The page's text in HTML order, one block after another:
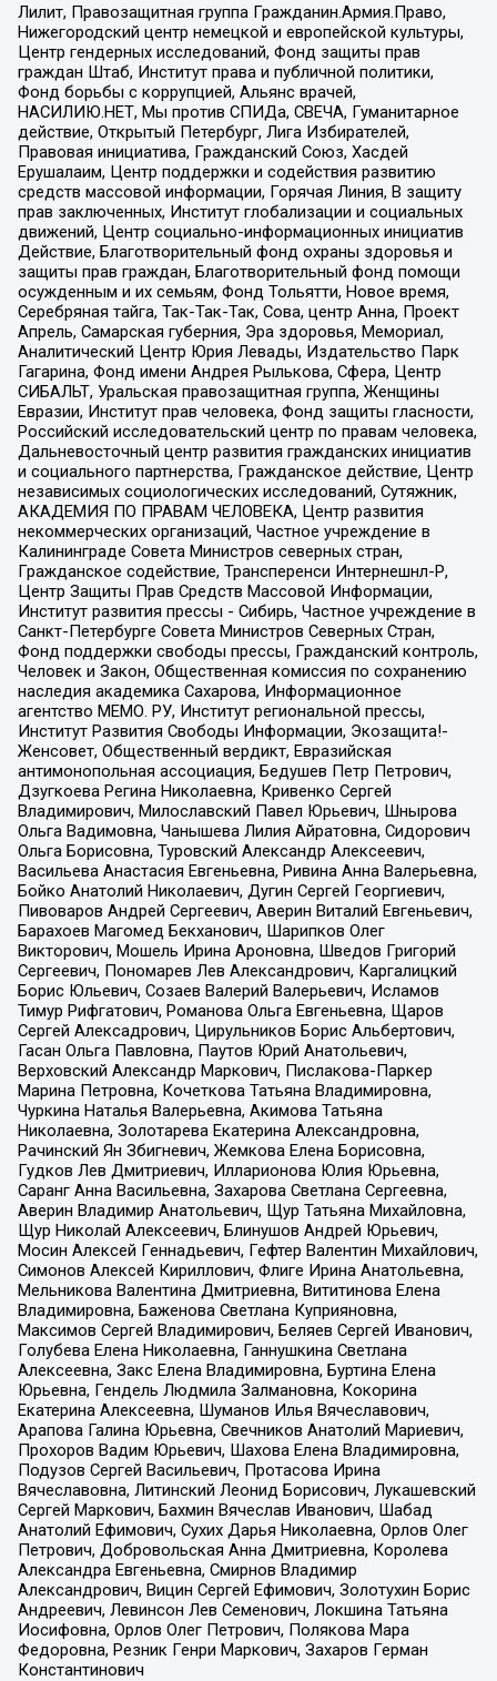
Лилит, Правозащитная группа Гражданин.Армия.Право,
Нижегородский центр немецкой и европейской культуры,
Центр гендерных исследований, Фонд защиты прав
граждан Штаб, Институт права и публичной политики,
Фонд борьбы с коррупцией, Альянс врачей,
НАСИЛИЮ.НЕТ, Мы против СПИДа, СВЕЧА, Гуманитарное
действие, Открытый Петербург, Лига Избирателей,
Правовая инициатива, Гражданский Союз, Хасдей
Ерушалаим, Центр поддержки и содействия развитию
средств массовой информации, Горячая Линия, В защиту
прав заключенных, Институт глобализации и социальных
движений, Центр социально-информационных инициатив
Действие, Благотворительный фонд охраны здоровья и
защиты прав граждан, Благотворительный фонд помощи
осужденным и их семьям, Фонд Тольятти, Новое время,
Серебряная тайга, Так-Так-Так, Сова, центр Анна, Проект
Апрель, Самарская губерния, Эра здоровья, Мемориал,
Аналитический Центр Юрия Левады, Издательство Парк
Гагарина, Фонд имени Андрея Рылькова, Сфера, Центр
СИБАЛЬТ, Уральская правозащитная группа, Женщины
Евразии, Институт прав человека, Фонд защиты гласности,
Российский исследовательский центр по правам человека,
Дальневосточный центр развития гражданских инициатив
и социального партнерства, Гражданское действие, Центр
независимых социологических исследований, Сутяжник,
АКАДЕМИЯ ПО ПРАВАМ ЧЕЛОВЕКА, Центр развития
некоммерческих организаций, Частное учреждение в
Калининграде Совета Министров северных стран,
Гражданское содействие, Трансперенси Интернешнл-Р,
Центр Защиты Прав Средств Массовой Информации,
Институт развития прессы - Сибирь, Частное учреждение в
Санкт-Петербурге Совета Министров Северных Стран,
Фонд поддержки свободы прессы, Гражданский контроль,
Человек и Закон, Общественная комиссия по сохранению
наследия академика Сахарова, Информационное
агентство МЕМО. РУ, Институт региональной прессы,
Институт Развития Свободы Информации, Экозащита!-
Женсовет, Общественный вердикт, Евразийская
антимонопольная ассоциация, Бедушев Петр Петрович,
Дзугкоева Регина Николаевна, Кривенко Сергей
Владимирович, Милославский Павел Юрьевич, Шнырова
Ольга Вадимовна, Чанышева Лилия Айратовна, Сидорович
Ольга Борисовна, Туровский Александр Алексеевич,
Васильева Анастасия Евгеньевна, Ривина Анна Валерьевна,
Бойко Анатолий Николаевич, Дугин Сергей Георгиевич,
Пивоваров Андрей Сергеевич, Аверин Виталий Евгеньевич,
Барахоев Магомед Бекханович, Шарипков Олег
Викторович, Мошель Ирина Ароновна, Шведов Григорий
Сергеевич, Пономарев Лев Александрович, Каргалицкий
Борис Юльевич, Созаев Валерий Валерьевич, Исламов
Тимур Рифгатович, Романова Ольга Евгеньевна, Щаров
Сергей Алексадрович, Цирульников Борис Альбертович,
Гасан Ольга Павловна, Паутов Юрий Анатольевич,
Верховский Александр Маркович, Пислакова-Паркер
Марина Петровна, Кочеткова Татьяна Владимировна,
Чуркина Наталья Валерьевна, Акимова Татьяна
Николаевна, Золотарева Екатерина Александровна,
Рачинский Ян Збигневич, Жемкова Елена Борисовна,
Гудков Лев Дмитриевич, Илларионова Юлия Юрьевна,
Саранг Анна Васильевна, Захарова Светлана Сергеевна,
Аверин Владимир Анатольевич, Щур Татьяна Михайловна,
Щур Николай Алексеевич, Блинушов Андрей Юрьевич,
Мосин Алексей Геннадьевич, Гефтер Валентин Михайлович,
Симонов Алексей Кириллович, Флиге Ирина Анатольевна,
Мельникова Валентина Дмитриевна, Вититинова Елена
Владимировна, Баженова Светлана Куприяновна,
Максимов Сергей Владимирович, Беляев Сергей Иванович,
Голубева Елена Николаевна, Ганнушкина Светлана
Алексеевна, Закс Елена Владимировна, Буртина Елена
Юрьевна, Гендель Людмила Залмановна, Кокорина
Екатерина Алексеевна, Шуманов Илья Вячеславович,
Арапова Галина Юрьевна, Свечников Анатолий Мариевич,
Прохоров Вадим Юрьевич, Шахова Елена Владимировна,
Подузов Сергей Васильевич, Протасова Ирина
Вячеславовна, Литинский Леонид Борисович, Лукашевский
Сергей Маркович, Бахмин Вячеслав Иванович, Шабад
Анатолий Ефимович, Сухих Дарья Николаевна, Орлов Олег
Петрович, Добровольская Анна Дмитриевна, Королева
Александра Евгеньевна, Смирнов Владимир
Александрович, Вицин Сергей Ефимович, Золотухин Борис
Андреевич, Левинсон Лев Семенович, Локшина Татьяна
Иосифовна, Орлов Олег Петрович, Полякова Мара
Федоровна, Резник Генри Маркович, Захаров Герман
Константинович